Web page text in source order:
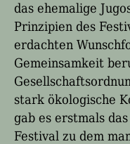
das ehemalige
Prinzipien des
erdachten
Gemeinsamkeit
stark ökologische
gab es erstmals
Festival zu dem